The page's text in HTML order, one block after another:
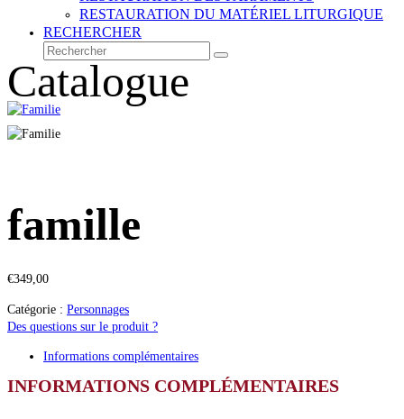
RESTAURATION DU MATÉRIEL LITURGIQUE
RECHERCHER
Rechercher
Envoyer
Catalogue
famille
€349,00
Catégorie : Personnages
Des questions sur le produit ?
Informations complémentaires
INFORMATIONS COMPLÉMENTAIRES